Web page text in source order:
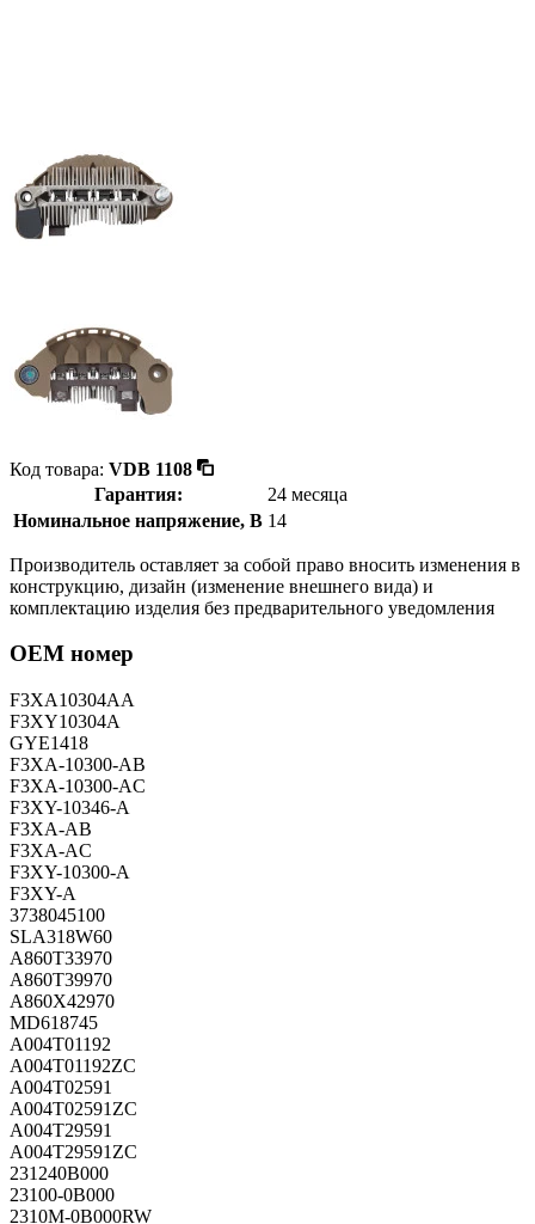
Код товара: VDB 1108
Гарантия:
24 месяца
Номинальное напряжение, В 14
Производитель оставляет за собой право вносить изменения в
конструкцию, дизайн (изменение внешнего вида) и
комплектацию изделия без предварительного уведомления
OEM номер
F3XA10304AA
F3XY10304A
GYE1418
F3XA-10300-AB
F3XA-10300-AC
F3XY-10346-A
F3XA-AB
F3XA-AC
F3XY-10300-A
F3XY-A
3738045100
SLA318W60
A860T33970
A860T39970
A860X42970
MD618745
A004T01192
A004T01192ZC
A004T02591
A004T02591ZC
A004T29591
A004T29591ZC
231240B000
23100-0B000
2310M-0B000RW